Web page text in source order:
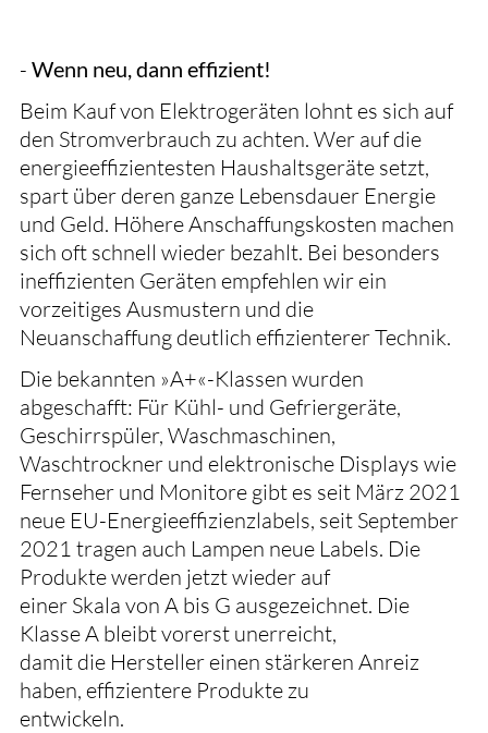
- Wenn neu, dann effizient!
Beim Kauf von Elektrogeräten lohnt es sich auf
den Stromverbrauch zu achten. Wer auf die
energieeffizientesten Haushaltsgeräte setzt,
spart über deren ganze Lebensdauer Energie
und Geld. Höhere Anschaffungskosten machen
sich oft schnell wieder bezahlt. Bei besonders
ineffizienten Geräten empfehlen wir ein
vorzeitiges Ausmustern und die
Neuanschaffung deutlich effizienterer Technik.
Die bekannten »A+«-Klassen wurden
abgeschafft: Für Kühl- und Gefriergeräte,
Geschirrspüler, Waschmaschinen,
Waschtrockner und elektronische Displays wie
Fernseher und Monitore gibt es seit März 2021
neue EU-Energieeffizienzlabels, seit September
2021 tragen auch Lampen neue Labels. Die
Produkte werden jetzt wieder auf
einer Skala von A bis G ausgezeichnet. Die
Klasse A bleibt vorerst unerreicht,
damit die Hersteller einen stärkeren Anreiz
haben, effizientere Produkte zu
entwickeln.